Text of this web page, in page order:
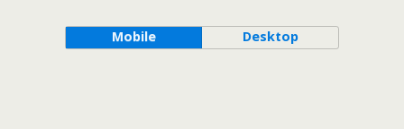
Mobile Desktop